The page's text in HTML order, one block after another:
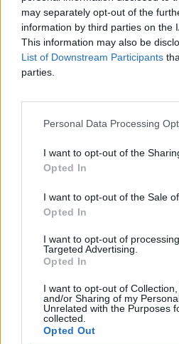
may separately opt-out of the
information by third parties on the
This information may also be
List of Downstream Participants
parties.
Personal Data Processing
I want to opt-out of the
Opted In
I want to opt-out of the Sale
Opted In
I want to opt-out of
Targeted Advertising.
Opted In
I want to opt-out of
and/or Sharing of my
Unrelated with the Purposes
collected.
Opted Out
Agnieszka Waś-Turecka
Dzisiaj 06:37
4 min
Reklama